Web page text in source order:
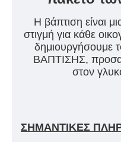
Η βάπτιση είναι
στιγμή για κάθε
δημιουργήσουμε
ΒΑΠΤΙΣΗΣ,
στον
ΣΗΜΑΝΤΙΚΕΣ